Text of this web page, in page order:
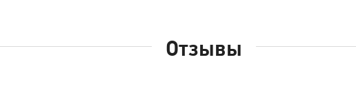
Отзывы